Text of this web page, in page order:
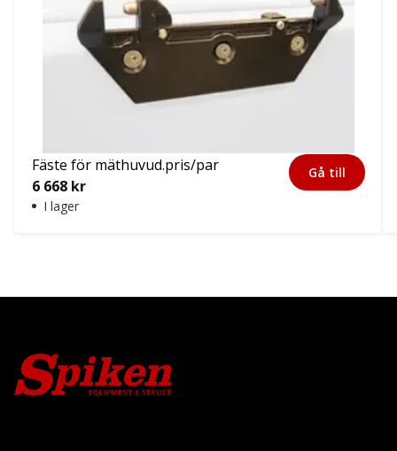
Fäste för mäthuvud.pris/par
6 668 kr
I lager
Gå till